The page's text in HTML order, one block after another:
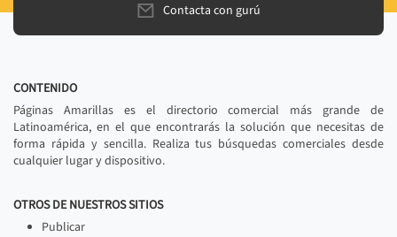
Contacta con gurú
CONTENIDO
Páginas Amarillas es el directorio comercial más grande de
Latinoamérica, en el que encontrarás la solución que necesitas de
forma rápida y sencilla. Realiza tus búsquedas comerciales desde
cualquier lugar y dispositivo.
OTROS DE NUESTROS SITIOS
Publicar